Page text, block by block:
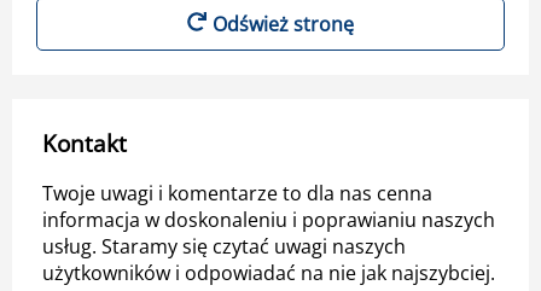
Odśwież stronę
Kontakt
Twoje uwagi i komentarze to dla nas cenna
informacja w doskonaleniu i poprawianiu naszych
usług. Staramy się czytać uwagi naszych
użytkowników i odpowiadać na nie jak najszybciej.